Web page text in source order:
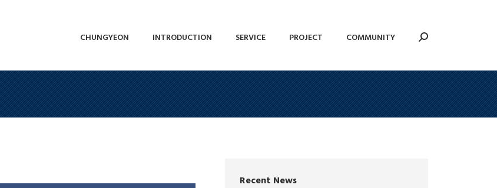
CHUNGYEON INTRODUCTION SERVICE PROJECT COMMUNITY Search:
Recent News